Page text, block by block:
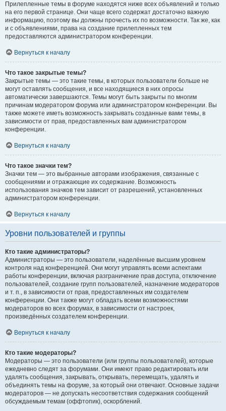
Прилепленные темы в форуме находятся ниже всех объявлений и только
на его первой странице. Они чаще всего содержат достаточно важную
информацию, поэтому вы должны прочесть их по возможности. Так же, как
и с объявлениями, права на создание прилепленных тем
предоставляются администратором конференции.
Вернуться к началу
Что такое закрытые темы?
Закрытые темы — это такие темы, в которых пользователи больше не
могут оставлять сообщения, и все находящиеся в них опросы
автоматически завершаются. Темы могут быть закрыты по многим
причинам модератором форума или администратором конференции. Вы
также можете иметь возможность закрывать созданные вами темы, в
зависимости от прав, предоставленных вам администратором
конференции.
Вернуться к началу
Что такое значки тем?
Значки тем — это выбранные авторами изображения, связанные с
сообщениями и отражающие их содержание. Возможность
использования значков тем зависит от разрешений, установленных
администратором конференции.
Вернуться к началу
Уровни пользователей и группы
Кто такие администраторы?
Администраторы — это пользователи, наделённые высшим уровнем
контроля над конференцией. Они могут управлять всеми аспектами
работы конференции, включая разграничение прав доступа, отключение
пользователей, создание групп пользователей, назначение модераторов
и т. п., в зависимости от прав, предоставленных им создателем
конференции. Они также могут обладать всеми возможностями
модераторов во всех форумах, в зависимости от настроек,
произведённых создателем конференции.
Вернуться к началу
Кто такие модераторы?
Модераторы — это пользователи (или группы пользователей), которые
ежедневно следят за форумами. Они имеют право редактировать или
удалять сообщения, закрывать, открывать, перемещать, удалять и
объединять темы на форуме, за который они отвечают. Основные задачи
модераторов — не допускать несоответствия содержания сообщений
обсуждаемым темам (оффтопик), оскорблений.